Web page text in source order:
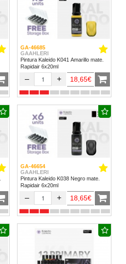
GA-46685
GAAHLERI
Pintura Kaleido K041 Amarillo mate.
Rapidair 6x20ml
– + 18,65€
GA-46654
GAAHLERI
Pintura Kaleido K038 Negro mate.
Rapidair 6x20ml
– + 18,65€